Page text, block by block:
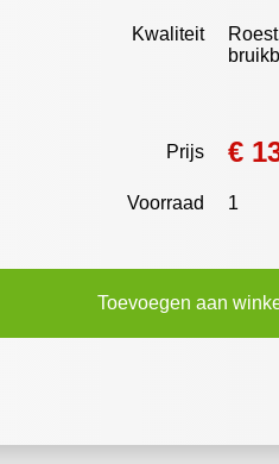
Kwaliteit
Prijs €
Voorraad 1
Toevoegen aan